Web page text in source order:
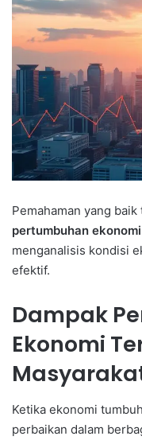
Pemahaman yang
pertumbuhan ekonomi
menganalisis kondisi
efektif.
Dampak
Ekonomi
Ketika ekonomi
perbaikan dalam